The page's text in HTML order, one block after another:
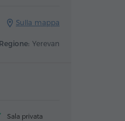
Sulla mappa
Regione: Yerevan
Sala privata